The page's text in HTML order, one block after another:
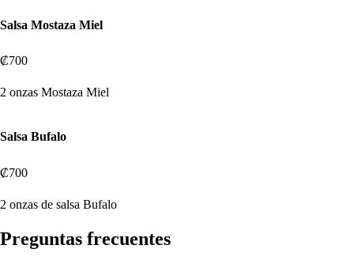
Salsa Mostaza Miel
₡700
2 onzas Mostaza Miel
Salsa Bufalo
₡700
2 onzas de salsa Bufalo
Preguntas frecuentes